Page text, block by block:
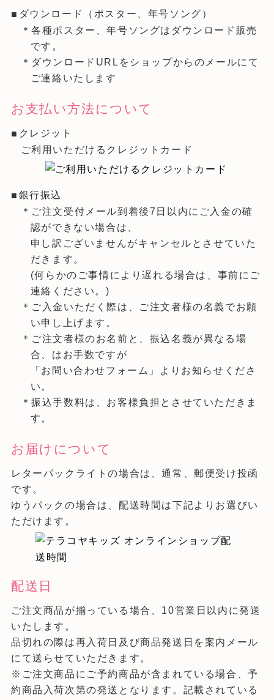
ダウンロード（ポスター、年号ソング）
＊各種ポスター、年号ソングはダウンロード販売
です。
＊ダウンロードURLをショップからのメールにて
ご連絡いたします
お支払い方法について
クレジット
ご利用いただけるクレジットカード
銀行振込
＊ご注文受付メール到着後7日以内にご入金の確
認ができない場合は、
申し訳ございませんがキャンセルとさせていた
だきます。
(何らかのご事情により遅れる場合は、事前にご
連絡ください。)
＊ご入金いただく際は、ご注文者様の名義でお願
い申し上げます。
＊ご注文者様のお名前と、振込名義が異なる場
合、はお手数ですが
「お問い合わせフォーム」よりお知らせくださ
い。
＊振込手数料は、お客様負担とさせていただきま
す。
お届けについて
レターパックライトの場合は、通常、郵便受け投函
です。
ゆうパックの場合は、配送時間は下記よりお選びい
ただけます。
配送日
ご注文商品が揃っている場合、10営業日以内に発送
いたします。
品切れの際は再入荷日及び商品発送日を案内メール
にて送らせていただきます。
※ご注文商品にご予約商品が含まれている場合、予
約商品入荷次第の発送となります。記載されている